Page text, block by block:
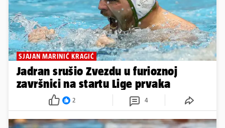
SJAJAN MARINIĆ KRAGIĆ
Jadran srušio Zvezdu u furioznoj
završnici na startu Lige prvaka
2 4